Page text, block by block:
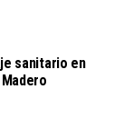
sanitario en